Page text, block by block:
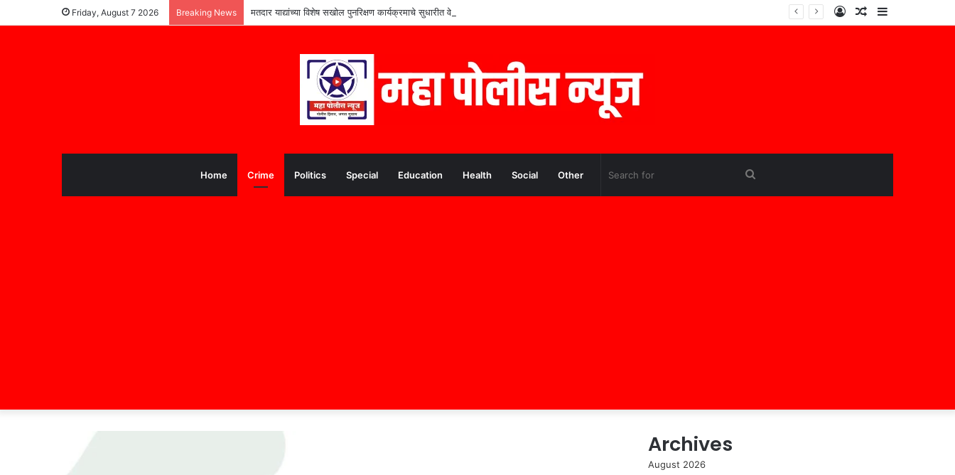
Friday, August 7 2026 Breaking News मतदार याद्यांच्या विशेष सखोल पुनरिक्षण कार्यक्रमाचे सुधारीत वेळापत्रक जाहीर Sidebar
Random
Log
Home Crime Politics Special Education Health Social Other
Archives
August 2026